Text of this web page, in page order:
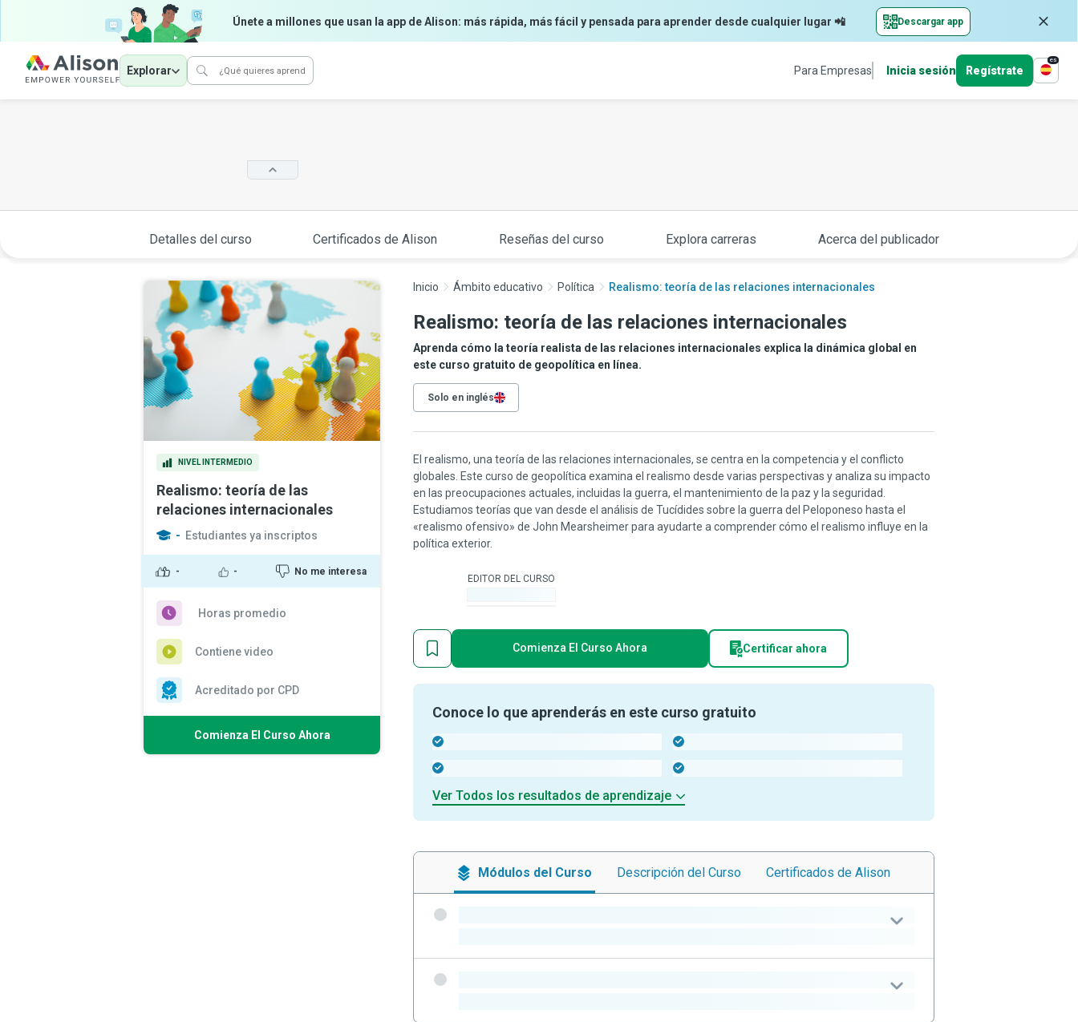
Únete a millones que usan la app de Alison: más rápida, más fácil y pensada para aprender desde cualquier lugar 📲 Descargar app
Explorar Para Empresas Inicia sesión Regístrate
es
Detalles del curso Certificados de Alison Reseñas del curso Explora carreras Acerca del publicador
NIVEL INTERMEDIO
Realismo: teoría de las
relaciones internacionales
- Estudiantes ya inscriptos
- - No me interesa
Horas promedio
Contiene video
Acreditado por CPD
Comienza El Curso Ahora
Inicio Ámbito educativo Política Realismo: teoría de las relaciones internacionales
Realismo: teoría de las relaciones internacionales
Aprenda cómo la teoría realista de las relaciones internacionales explica la dinámica global en
este curso gratuito de geopolítica en línea.
Solo en inglés
El realismo, una teoría de las relaciones internacionales, se centra en la competencia y el conflicto
globales. Este curso de geopolítica examina el realismo desde varias perspectivas y analiza su impacto
en las preocupaciones actuales, incluidas la guerra, el mantenimiento de la paz y la seguridad.
Estudiamos teorías que van desde el análisis de Tucídides sobre la guerra del Peloponeso hasta el
«realismo ofensivo» de John Mearsheimer para ayudarte a comprender cómo el realismo influye en la
política exterior.
EDITOR DEL CURSO
Comienza El Curso Ahora Certificar ahora
Conoce lo que aprenderás en este curso gratuito
Ver Todos los resultados de aprendizaje
Módulos del Curso Descripción del Curso Certificados de Alison